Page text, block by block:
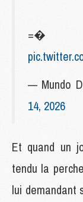
— Mundo
14, 2026
Et quand un
tendu la
lui demandant